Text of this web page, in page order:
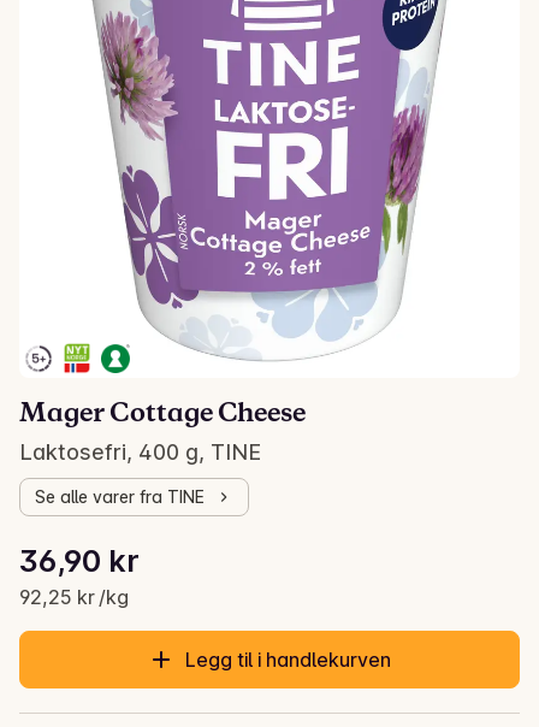
Mager Cottage Cheese
Laktosefri, 400 g, TINE
Se alle varer fra TINE
Gjeldende pris er: 36,90 kr
36,90 kr
92,25 kr /kg
Stykkpris: 92,25 kr /kg
Legg til i handlekurven